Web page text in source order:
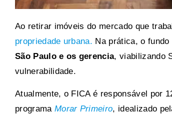
Ao retirar imóveis do mercado que
propriedade urbana. Na prática, o fundo
São Paulo e os gerencia, viabilizando
vulnerabilidade.
Atualmente, o FICA é responsável por
programa Morar Primeiro, idealizado